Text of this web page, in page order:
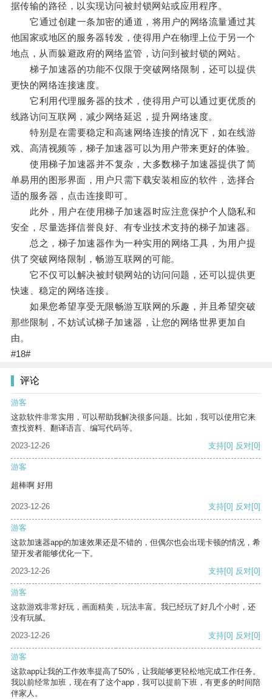
据传输的路径，以实现访问被封锁网站或应用程序。
它通过创建一条加密的通道，将用户的网络流量通过其
他国家或地区的服务器转发，使得用户在物理上位于另一个
地点，从而躲避政府的网络监管，访问到被封锁的网站。
梯子加速器的功能不仅限于突破网络限制，还可以提供
更快的网络连接速度。
它利用代理服务器的技术，使得用户可以通过更优质的
线路访问互联网，减少网络延迟，提升网络速度。
特别是在需要稳定和高速网络连接的情况下，如在线游
戏、高清视频等，梯子加速器可以为用户带来更好的体验。
使用梯子加速器并不复杂，大多数梯子加速器提供了简
单易用的图形界面，用户只需下载安装相应的软件，选择合
适的服务器，点击连接即可。
此外，用户在使用梯子加速器时应注意保护个人隐私和
安全，尽量选择信誉良好、有专业技术支持的梯子加速器。
总之，梯子加速器作为一种实用的网络工具，为用户提
供了突破网络限制，畅游互联网的可能。
它不仅可以解决被封锁网站的访问问题，还可以提供更
快速、稳定的网络连接。
如果您希望享受无限畅游互联网的乐趣，并且希望突破
那些限制，不妨试试梯子加速器，让您的网络世界更加自
由。
#18#
评论
游客
这款软件非常实用，可以帮助我解决很多问题。比如，我可以使用它来
查找资料、翻译语言、编写代码等。
2023-12-26
支持[0] 反对[0]
游客
超棒啊 好用
2023-12-26 支持[0] 反对[0]
游客
这款加速器app的加速效果还是不错的，但偶尔也会出现卡顿的情况，希
望开发者能够优化一下。
2023-12-26
支持[0] 反对[0]
游客
这款游戏非常好玩，画面精美，玩法丰富。我已经玩了好几个小时，还
没有玩腻。
2023-12-26
支持[0] 反对[0]
游客
这款app让我的工作效率提高了50%，让我能够更轻松地完成工作任务。
我以前经常加班，现在有了这个app，我可以提前下班，有更多的时间陪
伴家人。